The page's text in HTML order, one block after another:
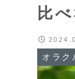
比
オラク